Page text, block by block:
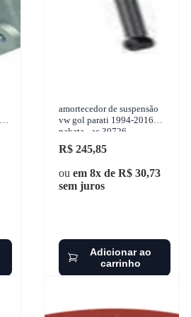
amortecedor de suspensão
vw gol parati 1994-2016
nakata - ac 30726
R$ 245,85
ou em 8x de R$ 30,73
sem juros
Adicionar ao
carrinho